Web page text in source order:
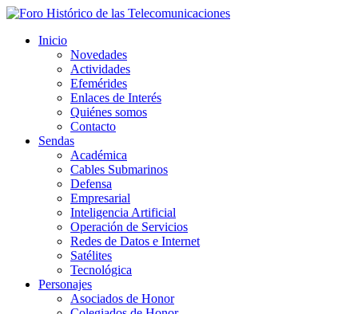
Inicio
Novedades
Actividades
Efemérides
Enlaces de Interés
Quiénes somos
Contacto
Sendas
Académica
Cables Submarinos
Defensa
Empresarial
Inteligencia Artificial
Operación de Servicios
Redes de Datos e Internet
Satélites
Tecnológica
Personajes
Asociados de Honor